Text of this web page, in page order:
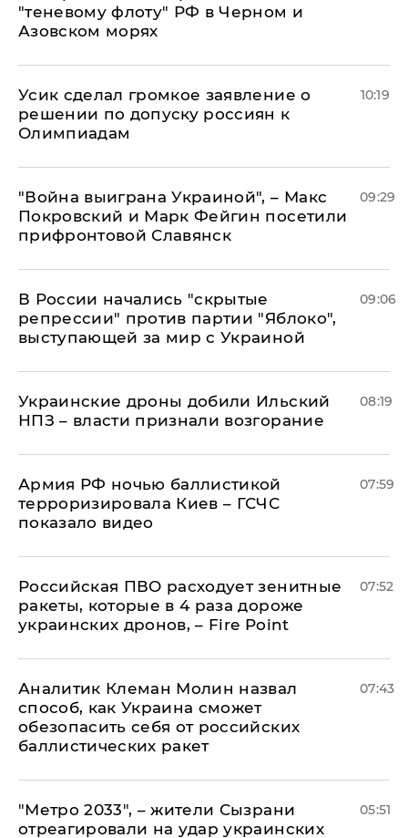
"теневому флоту" РФ в Черном и
Азовском морях
Усик сделал громкое заявление о
решении по допуску россиян к
Олимпиадам
10:19
"Война выиграна Украиной", – Макс
Покровский и Марк Фейгин посетили
прифронтовой Славянск
09:29
В России начались "скрытые
репрессии" против партии "Яблоко",
выступающей за мир с Украиной
09:06
Украинские дроны добили Ильский
НПЗ – власти признали возгорание
08:19
Армия РФ ночью баллистикой
терроризировала Киев – ГСЧС
показало видео
07:59
Российская ПВО расходует зенитные
ракеты, которые в 4 раза дороже
украинских дронов, – Fire Point
07:52
Аналитик Клеман Молин назвал
способ, как Украина сможет
обезопасить себя от российских
баллистических ракет
07:43
"Метро 2033", – жители Сызрани
отреагировали на удар украинских
05:51